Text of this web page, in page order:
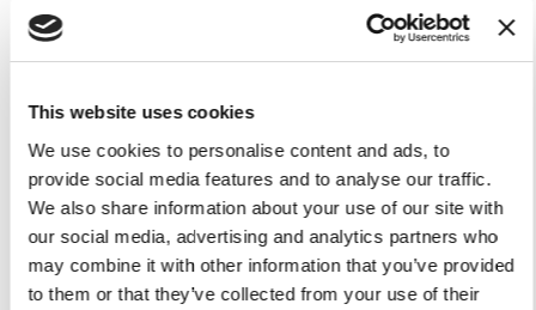
This website uses cookies
We use cookies to personalise content and ads, to
provide social media features and to analyse our traffic.
We also share information about your use of our site with
our social media, advertising and analytics partners who
may combine it with other information that you’ve provided
to them or that they’ve collected from your use of their
PIEDISTALLO PER
AFFETTATRICE MANUALE A
AFFETTATRICE MANUALE A
VOLANO L16 NERA